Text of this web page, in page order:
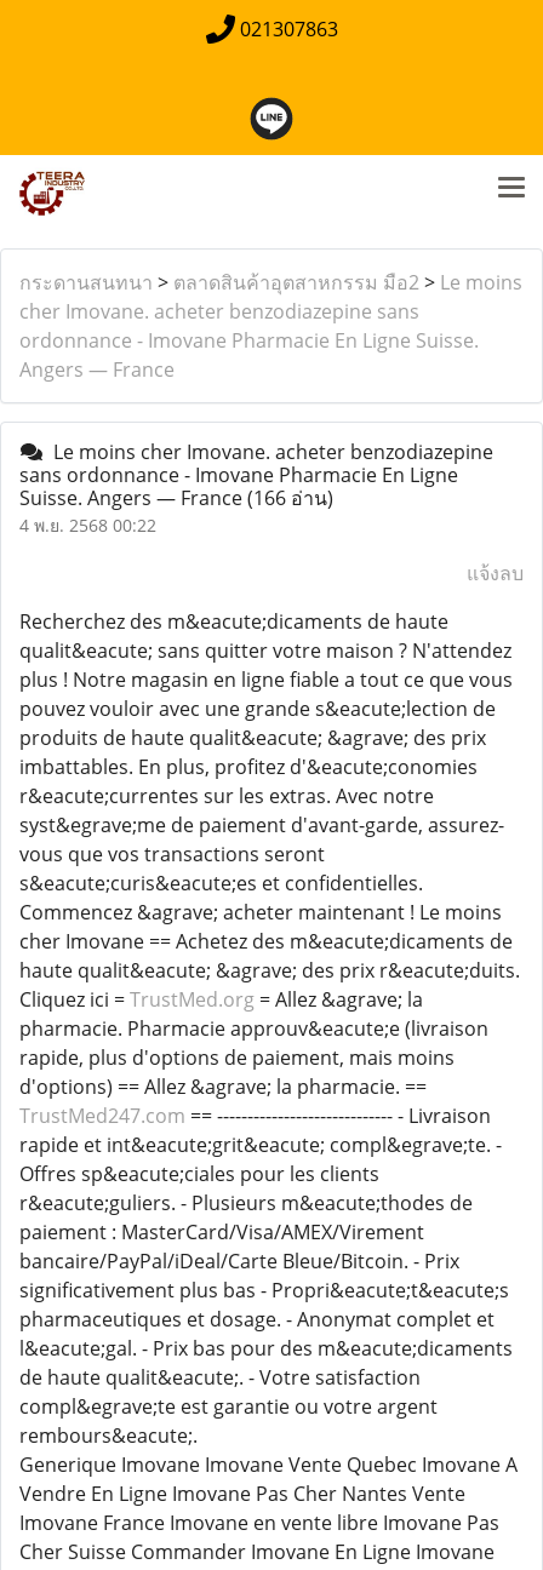
021307863
กระดานสนทนา > ตลาดสินค้าอุตสาหกรรม มือ2> Le moins
cher Imovane. acheter benzodiazepine sans
ordonnance - Imovane Pharmacie En Ligne Suisse.
Angers — France
Le moins cher Imovane. acheter benzodiazepine
sans ordonnance - Imovane Pharmacie En Ligne
Suisse. Angers — France(166 อ่าน)
4 พ.ย. 2568 00:22
แจ้งลบ
Recherchez des m&eacute;dicaments de haute
qualit&eacute; sans quitter votre maison ? N'attendez
plus ! Notre magasin en ligne fiable a tout ce que vous
pouvez vouloir avec une grande s&eacute;lection de
produits de haute qualit&eacute; &agrave; des prix
imbattables. En plus, profitez d'&eacute;conomies
r&eacute;currentes sur les extras. Avec notre
syst&egrave;me de paiement d'avant-garde, assurez-
vous que vos transactions seront
s&eacute;curis&eacute;es et confidentielles.
Commencez &agrave; acheter maintenant ! Le moins
cher Imovane == Achetez des m&eacute;dicaments de
haute qualit&eacute; &agrave; des prix r&eacute;duits.
Cliquez ici =TrustMed.org = Allez &agrave; la
pharmacie. Pharmacie approuv&eacute;e (livraison
rapide, plus d'options de paiement, mais moins
d'options) == Allez &agrave; la pharmacie. ==
TrustMed247.com == ----------------------------- - Livraison
rapide et int&eacute;grit&eacute; compl&egrave;te. -
Offres sp&eacute;ciales pour les clients
r&eacute;guliers. - Plusieurs m&eacute;thodes de
paiement : MasterCard/Visa/AMEX/Virement
bancaire/PayPal/iDeal/Carte Bleue/Bitcoin. - Prix
significativement plus bas - Propri&eacute;t&eacute;s
pharmaceutiques et dosage. - Anonymat complet et
l&eacute;gal. - Prix bas pour des m&eacute;dicaments
de haute qualit&eacute;. - Votre satisfaction
compl&egrave;te est garantie ou votre argent
rembours&eacute;.
Generique Imovane Imovane Vente Quebec Imovane A
Vendre En Ligne Imovane Pas Cher Nantes Vente
Imovane France Imovane en vente libre Imovane Pas
Cher Suisse Commander Imovane En Ligne Imovane